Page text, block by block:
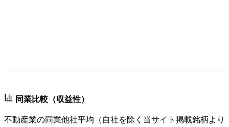
同業比較（収益性）
不動産業の同業他社平均（自社を除く当サイト掲載銘柄より